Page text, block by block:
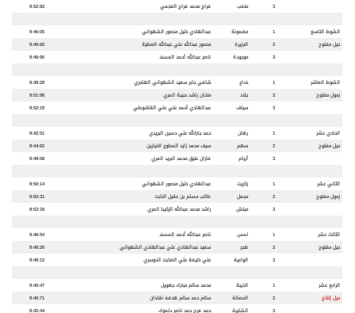
3
متعب فراج محمد فراج العجمي 9:52:82
الشوط التاسع 1 مضمونة عبدالهادي خليل منصور الشهواني
9:46:05
حيل مفتوح
2 الجزيرة منصور عبدالله علي عبدالله العطية
9:46:65
3
موجودة ناصر عبدالله أحمد المسند 9:46:90
الشوط العاشر 1 خداع شافي جابر سعيد الشهواني الهاجري
9:49:28
زمول مفتوح
2 جلاد ملحان راشد حبيبة المري
9:51:98
3
سياف عبدالهادي أحمد علي علي القاشوطي 9:52:19
الحادي عشر 1 رهان حمد جارالله علي حسين البريدي
9:42:51
حيل مفتوح
2 سهم سيفمحمد زايد المطوع الخيارين
9:44:62
3
أريام فاران عتيق محمد البريد المري 9:49:08
الثاني عشر 1 زكريت عبدالهادي خليل منصور الشهواني
9:50:14
زمول مفتوح
2 مجمل طالب مسلم بن عقيل النابت
9:50:31
3
مبلش راشد محمد عبدالله الزكيبا المري 9:53:18
الثالث عشر 1 لمس ناصر عبدالله أحمد المسند
9:46:54
حيل مفتوح
2 هجر سعيد عبدالهادي علي عبدالهادي الشهواني
9:48:26
3
الواعية علي خليفة علي الضابت الدوسري 9:49:12
الرابع عشر 1 الذيبة محمد سالم مبارك جهويل
9:40:47
حيل إنتاج
2 الحصانة سالم حمد سالم هدفه نقادان
9:40:71
3
الشايبة حمد فرج حمد ناصر دلموك 9:42:44